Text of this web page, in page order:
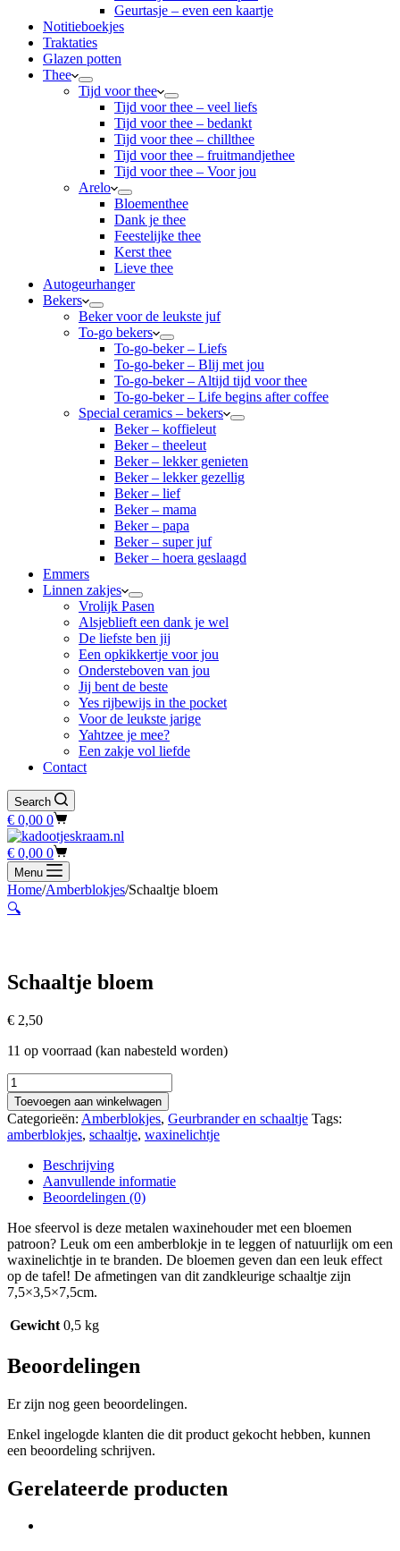
Geurtasje – even een kaartje
Notitieboekjes
Traktaties
Glazen potten
Thee
Tijd voor thee
Tijd voor thee – veel liefs
Tijd voor thee – bedankt
Tijd voor thee – chillthee
Tijd voor thee – fruitmandjethee
Tijd voor thee – Voor jou
Arelo
Bloementhee
Dank je thee
Feestelijke thee
Kerst thee
Lieve thee
Autogeurhanger
Bekers
Beker voor de leukste juf
To-go bekers
To-go-beker – Liefs
To-go-beker – Blij met jou
To-go-beker – Altijd tijd voor thee
To-go-beker – Life begins after coffee
Special ceramics – bekers
Beker – koffieleut
Beker – theeleut
Beker – lekker genieten
Beker – lekker gezellig
Beker – lief
Beker – mama
Beker – papa
Beker – super juf
Beker – hoera geslaagd
Emmers
Linnen zakjes
Vrolijk Pasen
Alsjeblieft een dank je wel
De liefste ben jij
Een opkikkertje voor jou
Ondersteboven van jou
Jij bent de beste
Yes rijbewijs in the pocket
Voor de leukste jarige
Yahtzee je mee?
Een zakje vol liefde
Contact
Search
Winkelwagen
€ 0,00 0
Winkelwagen
€ 0,00 0
Menu
Home/Amberblokjes/Schaaltje bloem
🔍
Schaaltje bloem
€ 2,50
11 op voorraad (kan nabesteld worden)
Schaaltje
bloem
aantal
Toevoegen aan winkelwagen
Categorieën: Amberblokjes, Geurbrander en schaaltje Tags:
amberblokjes, schaaltje, waxinelichtje
Beschrijving
Aanvullende informatie
Beoordelingen (0)
Hoe sfeervol is deze metalen waxinehouder met een bloemen
patroon? Leuk om een amberblokje in te leggen of natuurlijk om een
waxinelichtje in te branden. De bloemen geven dan een leuk effect
op de tafel! De afmetingen van dit zandkleurige schaaltje zijn
7,5×3,5×7,5cm.
Gewicht 0,5 kg
Beoordelingen
Er zijn nog geen beoordelingen.
Enkel ingelogde klanten die dit product gekocht hebben, kunnen
een beoordeling schrijven.
Gerelateerde producten